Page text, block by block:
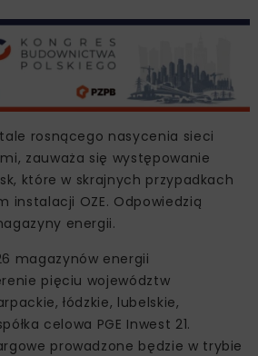
rosnącego nasycenia sieci
zauważa się występowanie
które w skrajnych przypadkach
instalacji OZE. Odpowiedzią
energii.
magazynów energii
pięciu województw
łódzkie, lubelskie,
celowa PGE Inwest 21.
prowadzone będzie w trybie